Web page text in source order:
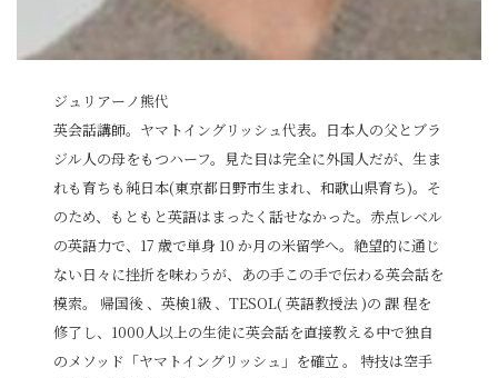
ジュリアーノ熊代
英会話講師。ヤマトイングリッシュ代表。日本人の父とブラ
ジル人の母をもつハーフ。見た目は完全に外国人だが、生ま
れも育ちも純日本(東京都日野市生まれ、和歌山県育ち)。そ
のため、もともと英語はまったく話せなかった。赤点レベル
の英語力で、17 歳で単身 10 か月の米留学へ。絶望的に通じ
ない日々に挫折を味わうが、あの手この手で伝わる英会話を
模索。 帰国後 、英検1級 、TESOL( 英語教授法 )の 課 程を
修了し、1000人以上の生徒に英会話を直接教える中で独自
のメソッド「ヤマトイングリッシュ」を確立 。 特技は空手